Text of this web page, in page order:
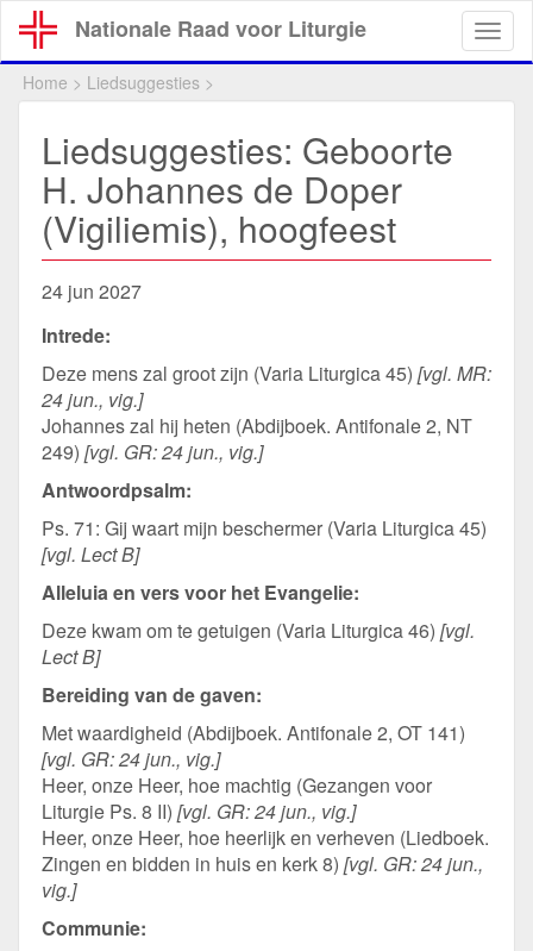
Overslaan
en
naar
Nationale Raad voor Liturgie
Home > Liedsuggesties >
Liedsuggesties: Geboorte
H. Johannes de Doper
(Vigiliemis), hoogfeest
24 jun 2027
Intrede:
Deze mens zal groot zijn (Varia Liturgica 45) [vgl. MR:
24 jun., vig.]
Johannes zal hij heten (Abdijboek. Antifonale 2, NT
249) [vgl. GR: 24 jun., vig.]
Antwoordpsalm:
Ps. 71: Gij waart mijn beschermer (Varia Liturgica 45)
[vgl. Lect B]
Alleluia en vers voor het Evangelie:
Deze kwam om te getuigen (Varia Liturgica 46) [vgl.
Lect B]
Bereiding van de gaven:
Met waardigheid (Abdijboek. Antifonale 2, OT 141)
[vgl. GR: 24 jun., vig.]
Heer, onze Heer, hoe machtig (Gezangen voor
Liturgie Ps. 8 II) [vgl. GR: 24 jun., vig.]
Heer, onze Heer, hoe heerlijk en verheven (Liedboek.
Zingen en bidden in huis en kerk 8) [vgl. GR: 24 jun.,
vig.]
Communie: